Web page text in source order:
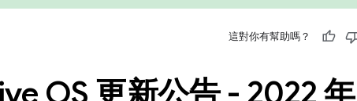
這對你有幫助嗎？
OS 更新公告 - 2022 年